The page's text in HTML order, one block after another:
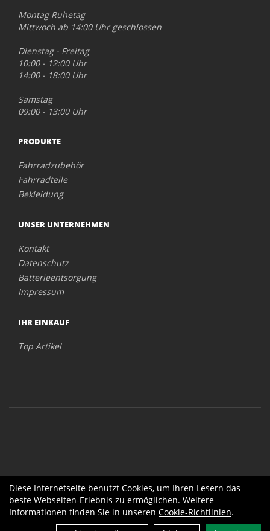
Montag Ruhetag
Mittwoch ab 14:00 Uhr geschlossen
Dienstag - Freitag
10:00 - 12:00 Uhr
14:00 - 18:00 Uhr
Samstag
09:00 - 13:00 Uhr
PRODUKTE
Fahrradzubehör
Fahrradteile
Bekleidung
UNSER UNTERNEHMEN
Kontakt
Datenschutz
Batterieentsorgung
Impressum
IHR EINKAUF
Top Artikel
Diese Internetseite benutzt Cookies, um Ihren Lesern das
beste Webseiten-Erlebnis zu ermöglichen. Weitere
Informationen finden Sie in unseren Cookie-Richtlinien.